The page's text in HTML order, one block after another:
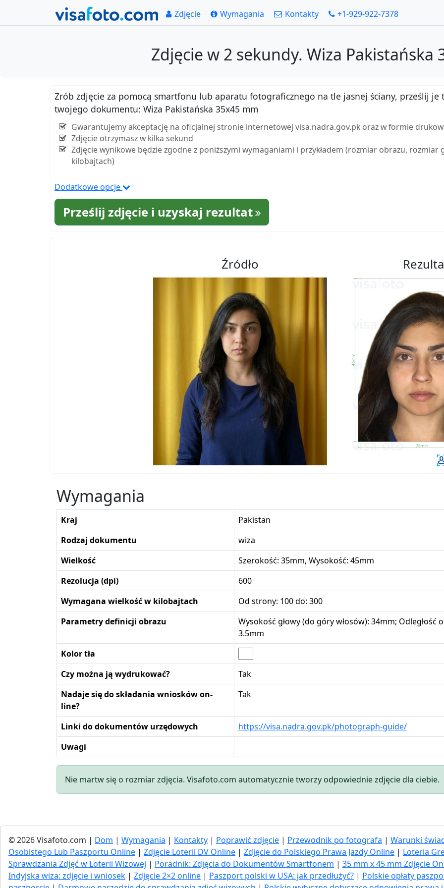
Zdjęcie Wymagania Kontakty +1-929-922-7378
Zdjęcie w 2 sekundy. Wiza Pakistańska
Zrób zdjęcie za pomocą smartfonu lub aparatu fotograficznego na tle jasnej ściany, prześlij
twojego dokumentu: Wiza Pakistańska 35x45 mm
Gwarantujemy akceptację na oficjalnej stronie internetowej visa.nadra.gov.pk oraz w formie
Zdjęcie otrzymasz w kilka sekund
Zdjęcie wynikowe będzie zgodne z poniższymi wymaganiami i przykładem (rozmiar obrazu, rozmiar
kilobajtach)
Dodatkowe opcje
Prześlij zdjęcie i uzyskaj rezultat
Źródło
Wymagania
Kraj
Pakistan
Rodzaj dokumentu
wiza
Wielkość
Szerokość: 35mm, Wysokość: 45mm
Rezolucja (dpi)
600
Wymagana wielkość w kilobajtach
Od strony: 100 do: 300
Parametry definicji obrazu
Wysokość głowy (do góry włosów): 34mm; Odległość
3.5mm
Kolor tła
Czy można ją wydrukować?
Tak
Nadaje się do składania wniosków on-
line?
Tak
Linki do dokumentów urzędowych
https://visa.nadra.gov.pk/photograph-guide/
Uwagi
Nie martw się o rozmiar zdjęcia. Visafoto.com automatycznie tworzy odpowiednie zdjęcie dla ciebie.
© 2026 Visafoto.com | Dom | Wymagania | Kontakty | Poprawić zdjęcie | Przewodnik po fotografa | Warunki
Osobistego Lub Paszportu Online | Zdjęcie Loterii DV Online | Zdjęcie do Polskiego Prawa Jazdy Online | Loteria
Sprawdzania Zdjęć w Loterii Wizowej | Poradnik: Zdjęcia do Dokumentów Smartfonem | 35 mm x 45 mm Zdjęcie
Indyjska wiza: zdjęcie i wniosek | Zdjęcie 2×2 online | Paszport polski w USA: jak przedłużyć​? | Polskie opłaty